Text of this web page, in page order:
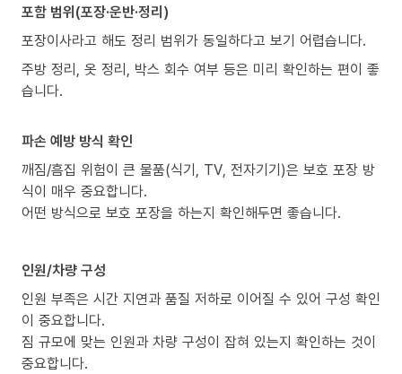
포함 범위(포장·운반·정리)
포장이사라고 해도 정리 범위가 동일하다고 보기 어렵습니다.
주방 정리, 옷 정리, 박스 회수 여부 등은 미리 확인하는 편이 좋
습니다.
파손 예방 방식 확인
깨짐/흠집 위험이 큰 물품(식기, TV, 전자기기)은 보호 포장 방
식이 매우 중요합니다.
어떤 방식으로 보호 포장을 하는지 확인해두면 좋습니다.
인원/차량 구성
인원 부족은 시간 지연과 품질 저하로 이어질 수 있어 구성 확인
이 중요합니다.
짐 규모에 맞는 인원과 차량 구성이 잡혀 있는지 확인하는 것이
중요합니다.